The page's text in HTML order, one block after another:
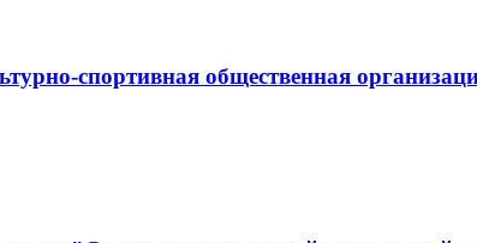
спортивная общественная